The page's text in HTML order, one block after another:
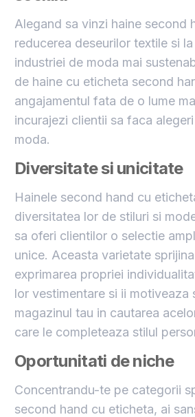
Alegand sa vinzi haine second
reducerea deseurilor textile si
industriei de moda mai
de haine cu eticheta second
angajamentul fata de o lume
incurajezi clientii sa faca
moda.
Diversitate si unicitate
Hainele second hand cu
diversitatea lor de stiluri si
sa oferi clientilor o selectie
unice. Aceasta varietate
exprimarea propriei
lor vestimentare si ii motiveaza
magazinul tau in cautarea
care le completeaza stilul
Oportunitati de niche
Concentrandu-te pe categorii
second hand cu eticheta, ai